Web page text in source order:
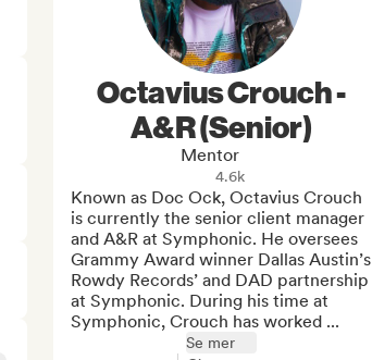
Octavius Crouch -
A&R (Senior)
Mentor
4.6k
Known as Doc Ock, Octavius Crouch
is currently the senior client manager
and A&R at Symphonic. He oversees
Grammy Award winner Dallas Austin’s
Rowdy Records’ and DAD partnership
at Symphonic. During his time at
Symphonic, Crouch has worked ...
Se mer